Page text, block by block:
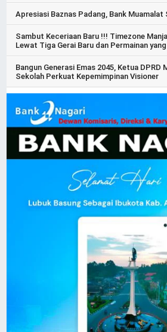
Apresiasi Baznas Padang, Bank Muamalat
Sambut Keceriaan Baru !!! Timezone
Lewat Tiga Gerai Baru dan Permainan
Bangun Generasi Emas 2045, Ketua DPRD
Sekolah Perkuat Kepemimpinan Visioner